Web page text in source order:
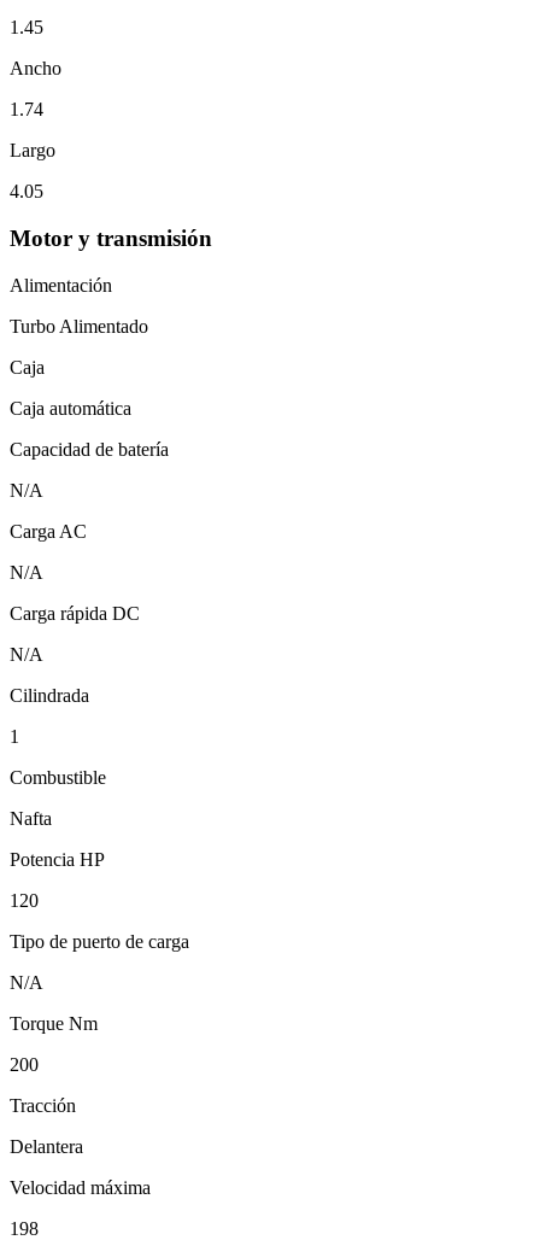
1.45
Ancho
1.74
Largo
4.05
Motor y transmisión
Alimentación
Turbo Alimentado
Caja
Caja automática
Capacidad de batería
N/A
Carga AC
N/A
Carga rápida DC
N/A
Cilindrada
1
Combustible
Nafta
Potencia HP
120
Tipo de puerto de carga
N/A
Torque Nm
200
Tracción
Delantera
Velocidad máxima
198